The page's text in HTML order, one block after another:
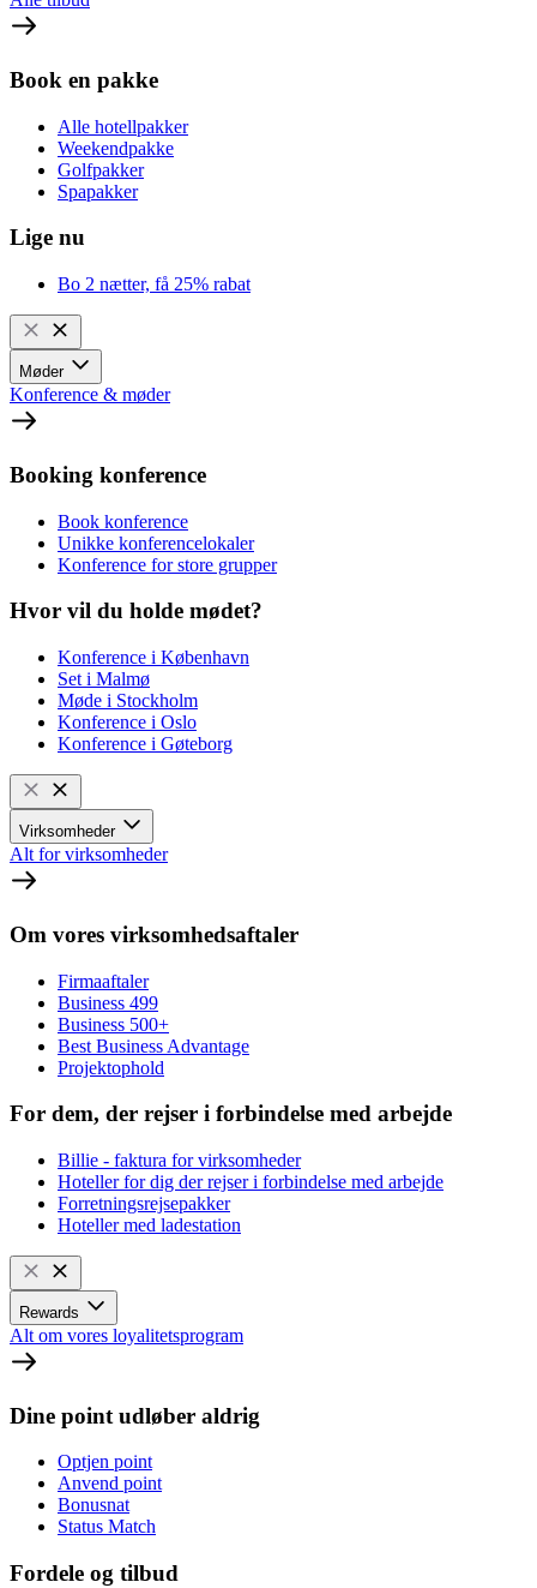
Book en pakke
Alle hotellpakker
Weekendpakke
Golfpakker
Spapakker
Lige nu
Bo 2 nætter, få 25% rabat
Møder
Konference & møder
Booking konference
Book konference
Unikke konferencelokaler
Konference for store grupper
Hvor vil du holde mødet?
Konference i København
Set i Malmø
Møde i Stockholm
Konference i Oslo
Konference i Gøteborg
Virksomheder
Alt for virksomheder
Om vores virksomhedsaftaler
Firmaaftaler
Business 499
Business 500+
Best Business Advantage
Projektophold
For dem, der rejser i forbindelse med arbejde
Billie - faktura for virksomheder
Hoteller for dig der rejser i forbindelse med arbejde
Forretningsrejsepakker
Hoteller med ladestation
Rewards
Alt om vores loyalitetsprogram
Dine point udløber aldrig
Optjen point
Anvend point
Bonusnat
Status Match
Fordele og tilbud